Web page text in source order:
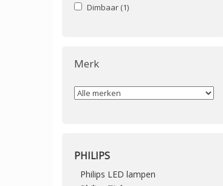
Dimbaar (1)
Merk
PHILIPS
Philips LED lampen